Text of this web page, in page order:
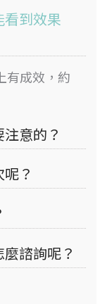
到效果
有成效，約
意的？
？
諮詢呢？